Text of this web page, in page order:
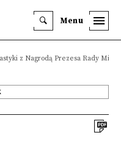
Menu
z Nagrodą Prezesa Rady